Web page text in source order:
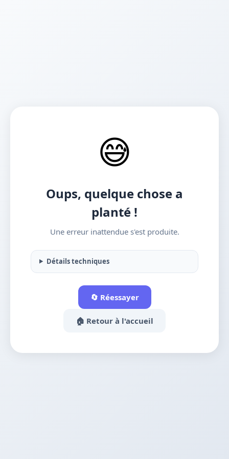
😅
Oups, quelque chose a
planté !
Une erreur inattendue s'est produite.
Détails techniques
🔄 Réessayer
🏠 Retour à l'accueil